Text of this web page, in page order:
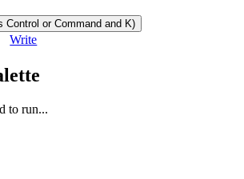
Control or Command and K)
Write
to run...